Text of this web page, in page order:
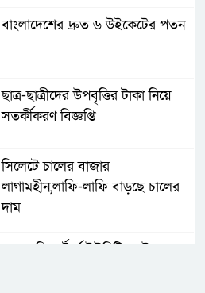
বাংলাদেশের দ্রুত ৬ উইকেটের পতন
ছাত্র-ছাত্রীদের উপবৃত্তির টাকা নিয়ে
সতর্কীকরণ বিজ্ঞপ্তি
সিলেটে চালের বাজার
লাগামহীন,লাফি-লাফি বাড়ছে চালের
দাম
মাগুরা রিপোর্টার্স ইউনিটির দুই বছর